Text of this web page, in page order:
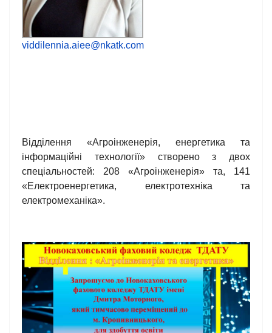
viddilennia.aiee@nkatk.com
Відділення «Агроінженерія, енергетика та
інформаційні технології» створено з двох
спеціальностей: 208 «Агроінженерія» та, 141
«Електроенергетика, електротехніка та
електромеханіка».